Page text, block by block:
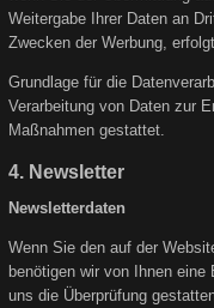
Weitergabe Ihrer Daten an
Zwecken der Werbung,
Grundlage für die
Verarbeitung von Daten zur
Maßnahmen gestattet.
4. Newsletter
Newsletterdaten
Wenn Sie den auf der
benötigen wir von Ihnen
uns die Überprüfung